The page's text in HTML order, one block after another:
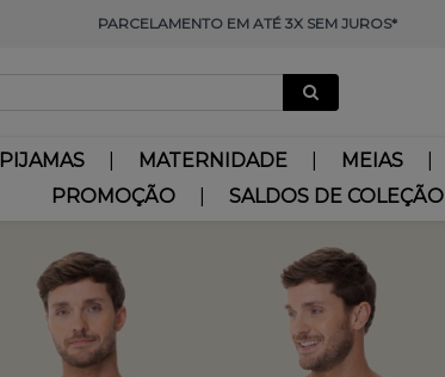
PARCELAMENTO EM ATÉ 3X SEM JUROS*
PIJAMAS MATERNIDADE MEIAS
PROMOÇÃO
SALDOS DE COLEÇÃO